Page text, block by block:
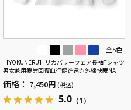
全5色
【YOKUNERU】リカバリーウェア長袖Tシャツ
男女兼用疲労回復血行促進遠赤外線快眠NANO
MIX(R)【一般医療機器】SS～LLサイズ
価格： 7,450円 (税込)
5.0 （1）